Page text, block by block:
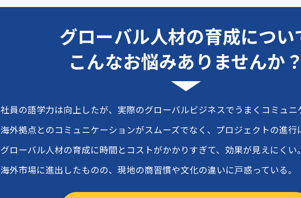
グローバル人材の育成につい
こんなお悩みありませんか？
社員の語学力は向上したが、実際のグローバルビジネスでうまくコミュニ
海外拠点とのコミュニケーションがスムーズでなく、プロジェクトの進行
グローバル人材の育成に時間とコストがかかりすぎて、効果が見えにくい。
海外市場に進出したものの、現地の商習慣や文化の違いに戸惑っている。